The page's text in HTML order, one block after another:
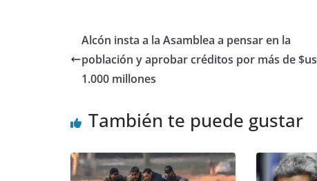
Alcón insta a la Asamblea a pensar en la
población y aprobar créditos por más de $us
1.000 millones
También te puede gustar